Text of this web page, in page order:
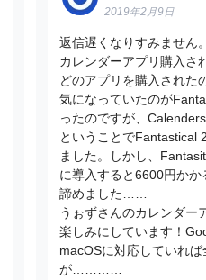
2019年2月9日
返信遅くなりすみません。
カレンダーアプリ購入さ
どのアプリを購入された
気になっていたのが
ったのですが、
ということでFantastical
ました。しかし、
に導入すると6600円かか
諦めました……
うぉずさんのカレンダー
楽しみにしています！
macOSに対応していれ
が…………